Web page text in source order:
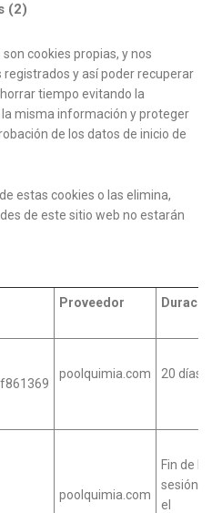
(2)
son cookies propias, y nos
y así poder recuperar
tiempo evitando la
misma información y proteger
de los datos de inicio de
estas cookies o las elimina,
de este sitio web no estarán
Proveedor
poolquimia.com 20 días
poolquimia.com
Fin de la
sesión
el